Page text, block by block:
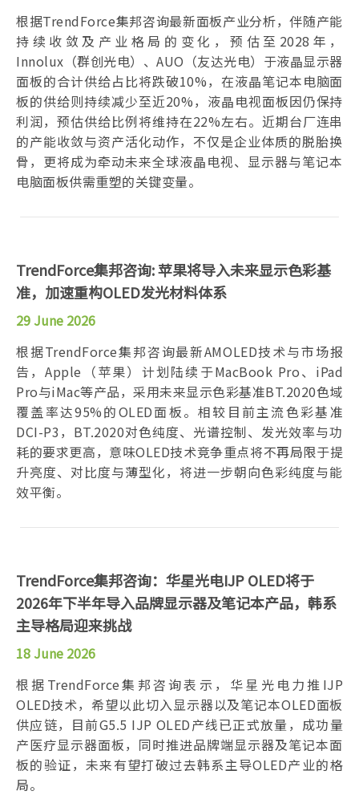
根据TrendForce集邦咨询最新面板产业分析，伴随产能
持续收敛及产业格局的变化，预估至2028年，
Innolux（群创光电）、AUO（友达光电）于液晶显示器
面板的合计供给占比将跌破10%，在液晶笔记本电脑面
板的供给则持续减少至近20%，液晶电视面板因仍保持
利润，预估供给比例将维持在22%左右。近期台厂连串
的产能收敛与资产活化动作，不仅是企业体质的脱胎换
骨，更将成为牵动未来全球液晶电视、显示器与笔记本
电脑面板供需重塑的关键变量。
TrendForce集邦咨询: 苹果将导入未来显示色彩基
准，加速重构OLED发光材料体系
29 June 2026
根据TrendForce集邦咨询最新AMOLED技术与市场报
告，Apple（苹果）计划陆续于MacBook Pro、iPad
Pro与iMac等产品，采用未来显示色彩基准BT.2020色域
覆盖率达95%的OLED面板。相较目前主流色彩基准
DCI-P3，BT.2020对色纯度、光谱控制、发光效率与功
耗的要求更高，意味OLED技术竞争重点将不再局限于提
升亮度、对比度与薄型化，将进一步朝向色彩纯度与能
效平衡。
TrendForce集邦咨询：华星光电IJP OLED将于
2026年下半年导入品牌显示器及笔记本产品，韩系
主导格局迎来挑战
18 June 2026
根据TrendForce集邦咨询表示，华星光电力推IJP
OLED技术，希望以此切入显示器以及笔记本OLED面板
供应链，目前G5.5 IJP OLED产线已正式放量，成功量
产医疗显示器面板，同时推进品牌端显示器及笔记本面
板的验证，未来有望打破过去韩系主导OLED产业的格
局。